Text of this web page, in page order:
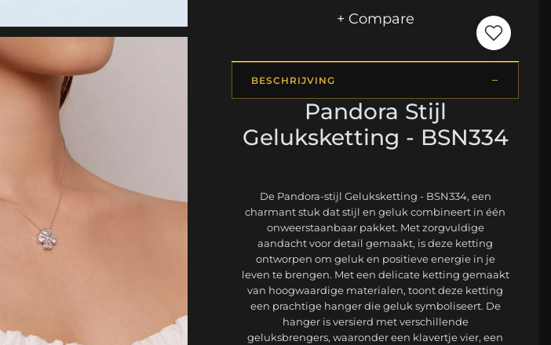
+ Compare
BESCHRIJVING
Pandora Stijl
Geluksketting - BSN334
De Pandora-stijl Geluksketting - BSN334, een
charmant stuk dat stijl en geluk combineert in één
onweerstaanbaar pakket. Met zorgvuldige
aandacht voor detail gemaakt, is deze ketting
ontworpen om geluk en positieve energie in je
leven te brengen. Met een delicate ketting gemaakt
van hoogwaardige materialen, toont deze ketting
een prachtige hanger die geluk symboliseert. De
hanger is versierd met verschillende
geluksbrengers, waaronder een klavertje vier, een